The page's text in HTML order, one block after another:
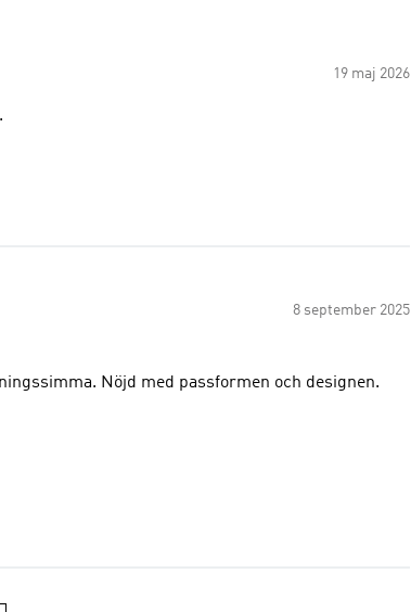
19 maj 2026
8 september 2025
Nöjd med passformen och designen.